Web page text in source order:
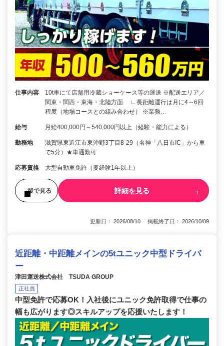
仕事内容
10t車にて店舗用冷蔵ショーケース等の運送 ※配送エリア／
関東・関西・東海・北陸方面 ∟長距離運行は月に4～6回
程度（地場コースとの組み合わせ） ※業務…
給与 月給400,000円～540,000円以上（経験・能力による）
勤務地
滋賀県東近江市東沖野3丁目8-29（名神「八日市IC」から車
で5分）★車通勤可
応募資格 大型自動車免許（要経験1年以上）
後で見る 詳細を見る
更新日： 2026/08/10 掲載終了日： 2026/10/09
近距離・中距離メインの5tユニック中型ドライバ
ー
津田運送株式会社 TSUDA GROUP
正社員
中型免許で応募OK！入社後にユニック免許取得で仕事の
幅も広がります◎スキルアップを応援いたします！